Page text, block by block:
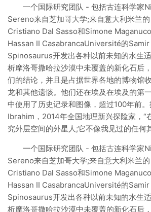
一个国际研究团队 - 包括古连科学家
Sereno来自芝加哥大学;来自意大利米兰
Cristiano Dal Sasso和Simone
Hassan II CasabrancaUniversité的
Spinosaurus开发出各种以前未知的水生
析摩洛哥撒哈拉沙漠中未覆盖的新化石后
们的结论，并且是占据世界各地的博物馆
龙和其他遗骸。他们还在埃及在埃及的第
中使用了历史记录和图像，超过100年前
Ibrahim，2014年全国地理新兴探险家，“
究外层空间的外星人;它不像我见过的任何
一个国际研究团队 - 包括古连科学家
Sereno来自芝加哥大学;来自意大利米兰
Cristiano Dal Sasso和Simone
Hassan II CasabrancaUniversité的
Spinosaurus开发出各种以前未知的水生
析摩洛哥撒哈拉沙漠中未覆盖的新化石后